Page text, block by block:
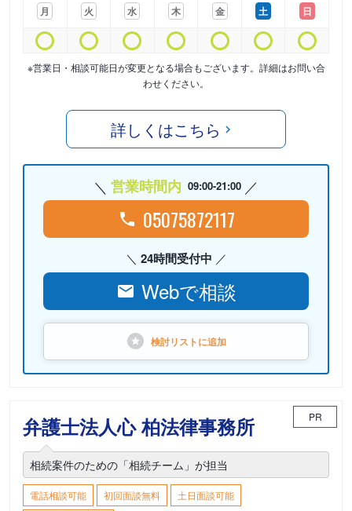
月
火
水
木
金
土
日
※営業日・相談可能日が変更となる場合もございます。詳細はお問い合
わせください。
詳しくはこちら
営業時間内 09:00-21:00
05075872117
24時間受付中
Webで相談
検討リストに追加
弁護士法人心 柏法律事務所 PR
相続案件のための「相続チーム」が担当
電話相談可能 初回面談無料
土日面談可能